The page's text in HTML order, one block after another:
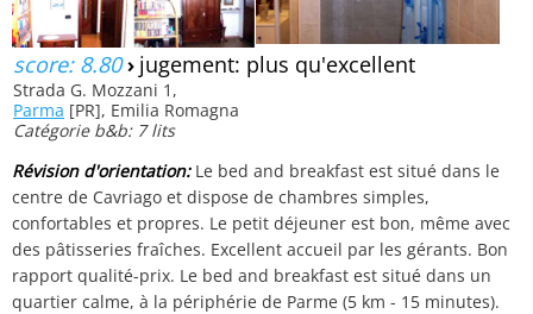
score: 8.80› jugement: plus qu'excellent
Strada G. Mozzani 1,
Parma [PR], Emilia Romagna
Catégorie b&b: 7 lits
Révision d'orientation:Le bed and breakfast est situé dans le
centre de Cavriago et dispose de chambres simples,
confortables et propres. Le petit déjeuner est bon, même avec
des pâtisseries fraîches. Excellent accueil par les gérants. Bon
rapport qualité-prix. Le bed and breakfast est situé dans un
quartier calme, à la périphérie de Parme (5 km - 15 minutes).